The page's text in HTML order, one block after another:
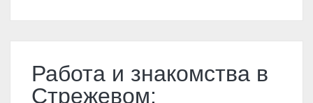
Работа и знакомства в
Стрежевом: